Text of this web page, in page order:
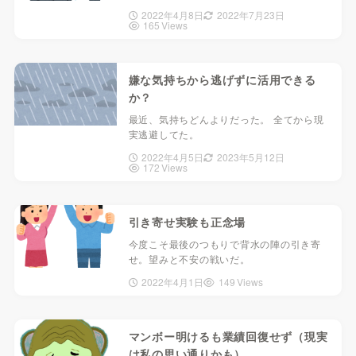
2022年4月8日 2022年7月23日
165 Views
嫌な気持ちから逃げずに活用できる
か？
最近、気持ちどんよりだった。 全てから現
実逃避してた。
2022年4月5日
2023年5月12日
172 Views
引き寄せ実験も正念場
今度こそ最後のつもりで背水の陣の引き寄
せ。望みと不安の戦いだ。
2022年4月1日
149 Views
マンボー明けるも業績回復せず（現実